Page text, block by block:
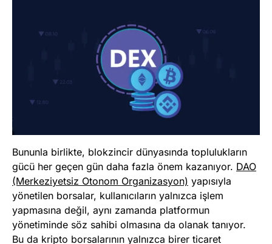
Bununla birlikte, blokzincir dünyasında toplulukların
gücü her geçen gün daha fazla önem kazanıyor. DAO
(Merkeziyetsiz Otonom Organizasyon) yapısıyla
yönetilen borsalar, kullanıcıların yalnızca işlem
yapmasına değil, aynı zamanda platformun
yönetiminde söz sahibi olmasına da olanak tanıyor.
Bu da kripto borsalarının yalnızca birer ticaret